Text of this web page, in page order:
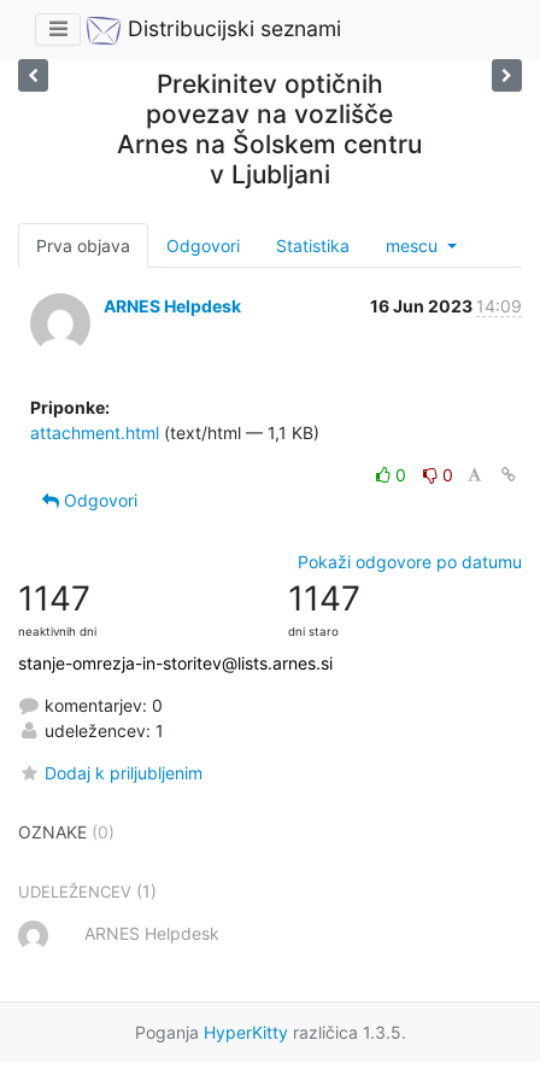
Distribucijski seznami
Prekinitev optičnih
povezav na vozlišče
Arnes na Šolskem centru
v Ljubljani
Prva objava Odgovori Statistika mescu
ARNES Helpdesk 16 Jun 2023 14:09
Priponke:
attachment.html (text/html — 1,1 KB)
0
0
Odgovori
Pokaži odgovore po datumu
1147
neaktivnih dni
1147
dni staro
stanje-omrezja-in-storitev@lists.arnes.si
komentarjev: 0
udeležencev: 1
Dodaj k priljubljenim
OZNAKE (0)
UDELEŽENCEV (1)
ARNES Helpdesk
Poganja HyperKittyrazličica 1.3.5.